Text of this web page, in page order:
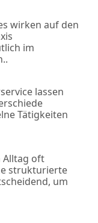
wirken auf den
im
lassen
Tätigkeiten
Alltag oft
strukturierte
um